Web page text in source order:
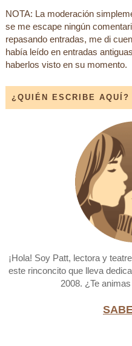
NOTA: La moderación
se me escape ningún
repasando entradas, me di
había leído en entradas
haberlos visto en su momento.
¿QUIÉN ESCRIBE AQUÍ?
¡Hola! Soy Patt, lectora y
este rinconcito que lleva
2008. ¿Te